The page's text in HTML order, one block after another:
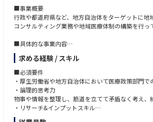
■事業概要
行政や都道府県など、地方自治体をターゲットに地
コンサルティング業務や地域医療体制の構築を行っ
■具体的な事業内容
・地域医療構想の推進、体制構築
・医療ビックデータの調査、分析・医療機能の再編
・行政、厚労省へのアドバイザリー・地域医療構想
■事業部の強み
当事業部では、全国半数超の自治体で全国シェアト
みに、行政や病院と協働。経営や財務など多角的な
求める経験 / スキル
■必須要件
・厚生労働省や地方自治体において医療政策部門で
・論理的思考力
物事や情報を整理し、筋道を立てて矛盾なく考え、
・リサーチ&インプットスキル
社会情勢や市場感など自ら必要な情報を取りに行き